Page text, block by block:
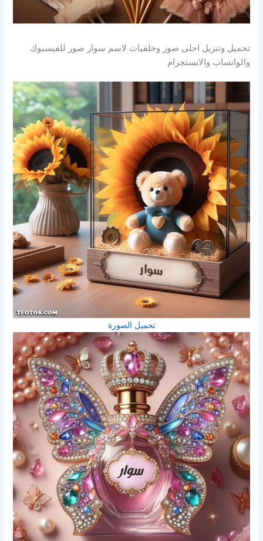
تحميل وتنزيل احلى صور وخلفيات لاسم سوار صور للفيسبوك
والواتساب والانستجرام
تحميل الصورة